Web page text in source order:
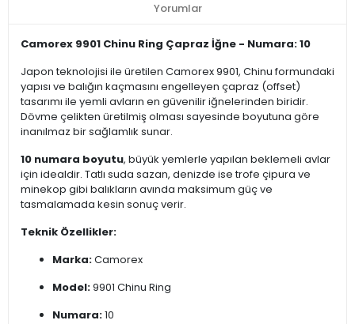
Yorumlar
Camorex 9901 Chinu Ring Çapraz İğne - Numara: 10
Japon teknolojisi ile üretilen Camorex 9901, Chinu formundaki
yapısı ve balığın kaçmasını engelleyen çapraz (offset)
tasarımı ile yemli avların en güvenilir iğnelerinden biridir.
Dövme çelikten üretilmiş olması sayesinde boyutuna göre
inanılmaz bir sağlamlık sunar.
10 numara boyutu, büyük yemlerle yapılan beklemeli avlar
için idealdir. Tatlı suda sazan, denizde ise trofe çipura ve
minekop gibi balıkların avında maksimum güç ve
tasmalamada kesin sonuç verir.
Teknik Özellikler:
Marka:Camorex
Model:9901 Chinu Ring
Numara:10